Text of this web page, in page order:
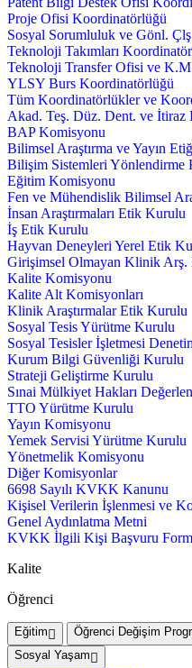
Proje Ofisi Koordinatörlüğü
Sosyal Sorumluluk ve Gönl.
Teknoloji Takımları
Teknoloji Transfer Ofisi ve
YLSY Burs Koordinatörlüğü
Tüm Koordinatörlükler ve
Akad. Teş. Düz. Dent. ve İtiraz
BAP Komisyonu
Bilimsel Araştırma ve Yayın
Bilişim Sistemleri Yönlendirme
Eğitim Komisyonu
Fen ve Mühendislik Bilimsel
İnsan Araştırmaları Etik Kurulu
İş Etik Kurulu
Hayvan Deneyleri Yerel Etik
Girişimsel Olmayan Klinik
Kalite Komisyonu
Kalite Alt Komisyonları
Klinik Araştırmalar Etik Kurulu
Sosyal Tesis Yürütme Kurulu
Sosyal Tesisler İşletmesi
Kurum Bilgi Güvenliği Kurulu
Strateji Geliştirme Kurulu
Sınai Mülkiyet Hakları
TTO Yürütme Kurulu
Yayın Komisyonu
Yemek Servisi Yürütme Kurulu
Yönetmelik Komisyonu
Diğer Komisyonlar
6698 Sayılı KVKK Kanunu
Kişisel Verilerin İşlenmesi ve
Genel Aydınlatma Metni
KVKK İlgili Kişi Başvuru
Kalite
Öğrenci
Eğitim Öğrenci Değişim
Sosyal Yaşam